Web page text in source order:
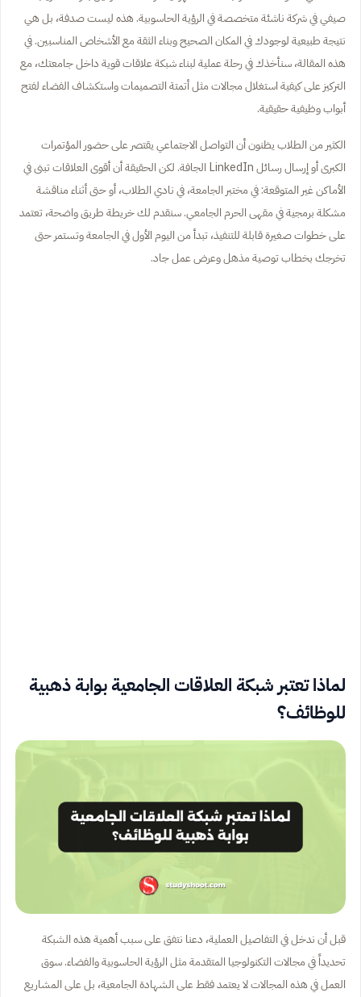
صيفي في شركة ناشئة متخصصة في الرؤية الحاسوبية. هذه ليست صدفة، بل هي
نتيجة طبيعية لوجودك في المكان الصحيح وبناء الثقة مع الأشخاص المناسبين. في
هذه المقالة، سنأخذك في رحلة عملية لبناء شبكة علاقات قوية داخل جامعتك، مع
التركيز على كيفية استغلال مجالات مثل أتمتة التصميمات واستكشاف الفضاء لفتح
أبواب وظيفية حقيقية.
الكثير من الطلاب يظنون أن التواصل الاجتماعي يقتصر على حضور المؤتمرات
الكبرى أو إرسال رسائل LinkedIn الجافة. لكن الحقيقة أن أقوى العلاقات تبنى في
الأماكن غير المتوقعة: في مختبر الجامعة، في نادي الطلاب، أو حتى أثناء مناقشة
مشكلة برمجية في مقهى الحرم الجامعي. سنقدم لك خريطة طريق واضحة، تعتمد
على خطوات صغيرة قابلة للتنفيذ، تبدأ من اليوم الأول في الجامعة وتستمر حتى
تخرجك بخطاب توصية مذهل وعرض عمل جاد.
لماذا تعتبر شبكة العلاقات الجامعية بوابة ذهبية
للوظائف؟
قبل أن ندخل في التفاصيل العملية، دعنا نتفق على سبب أهمية هذه الشبكة
تحديداً في مجالات التكنولوجيا المتقدمة مثل الرؤية الحاسوبية والفضاء. سوق
العمل في هذه المجالات لا يعتمد فقط على الشهادة الجامعية، بل على المشاريع